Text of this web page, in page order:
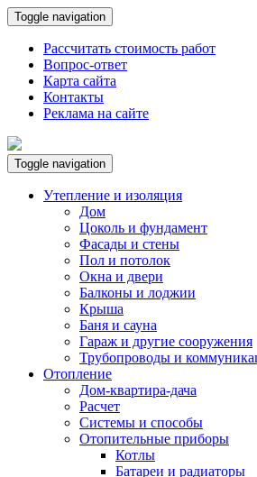
Toggle navigation
Рассчитать стоимость работ
Вопрос-ответ
Карта сайта
Контакты
Реклама на сайте
Toggle navigation
Утепление и изоляция
Дом
Цоколь и фундамент
Фасады и стены
Пол и потолок
Окна и двери
Балконы и лоджии
Крыша
Баня и сауна
Гараж и другие сооружения
Трубопроводы и
Отопление
Дом-квартира-дача
Расчет
Системы и способы
Отопительные приборы
Котлы
Батареи и радиаторы